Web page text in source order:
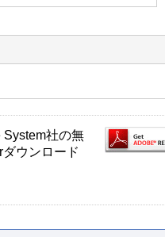
社の無
ウンロード